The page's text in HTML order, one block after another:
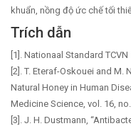
khuẩn, nồng độ ức chế tối
Trích dẫn
[1]. Nationaal Standard
[2]. T. Eteraf-Oskouei and
Natural Honey in Human
Medicine Science, vol. 16,
[3]. J. H. Dustmann,